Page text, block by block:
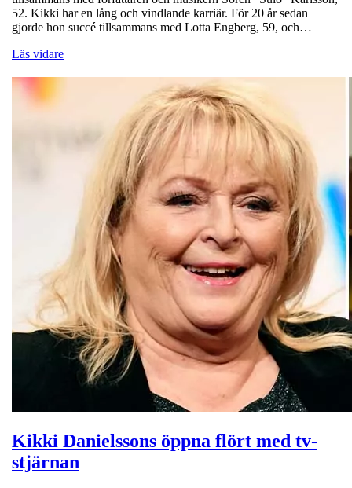
52. Kikki har en lång och vindlande karriär. För 20 år sedan
gjorde hon succé tillsammans med Lotta Engberg, 59, och…
Läs vidare
Kikki Danielssons öppna flört med tv-
stjärnan